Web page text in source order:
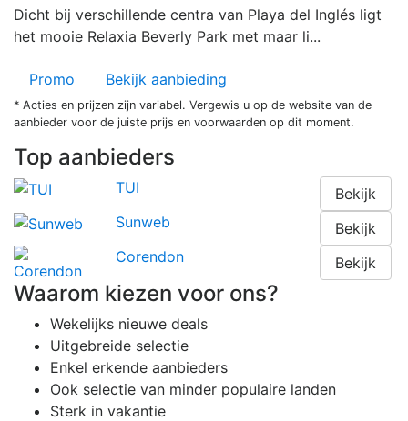
Dicht bij verschillende centra van Playa del Inglés ligt
het mooie Relaxia Beverly Park met maar li...
Promo Bekijk aanbieding
* Acties en prijzen zijn variabel. Vergewis u op de website van de
aanbieder voor de juiste prijs en voorwaarden op dit moment.
Top aanbieders
TUI
Bekijk
Sunweb
Bekijk
Corendon
Bekijk
Waarom kiezen voor ons?
Wekelijks nieuwe deals
Uitgebreide selectie
Enkel erkende aanbieders
Ook selectie van minder populaire landen
Sterk in vakantie